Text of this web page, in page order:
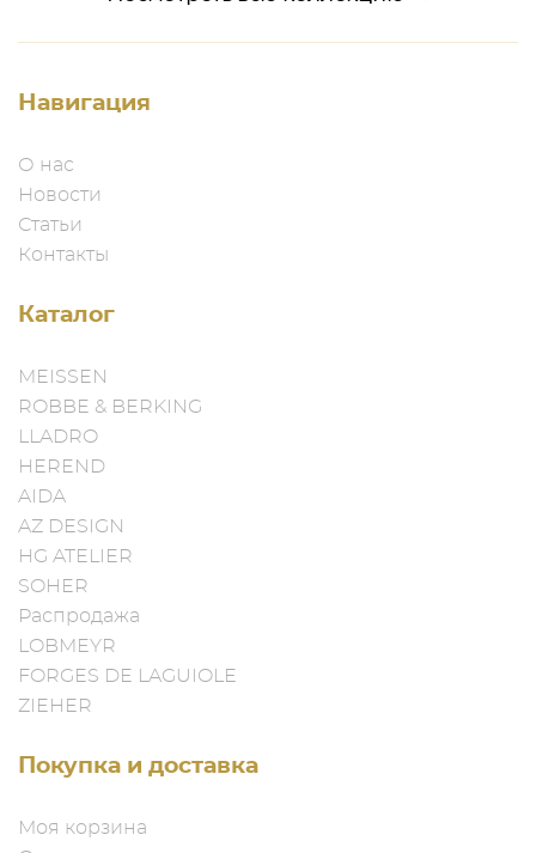
Навигация
О нас
Новости
Статьи
Контакты
Каталог
MEISSEN
ROBBE & BERKING
LLADRO
HEREND
AIDA
AZ DESIGN
HG ATELIER
SOHER
Распродажа
LOBMEYR
FORGES DE LAGUIOLE
ZIEHER
Покупка и доставка
Моя корзина